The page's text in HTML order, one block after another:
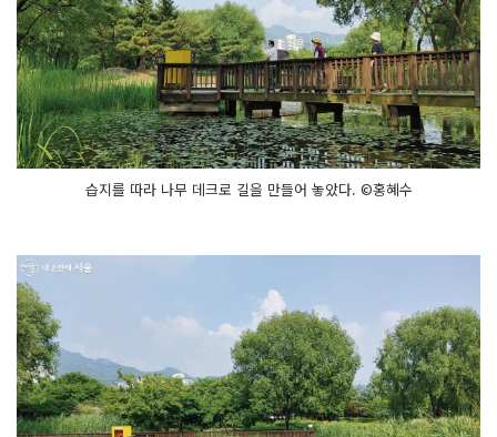
습지를 따라 나무 데크로 길을 만들어 놓았다. ©홍혜수